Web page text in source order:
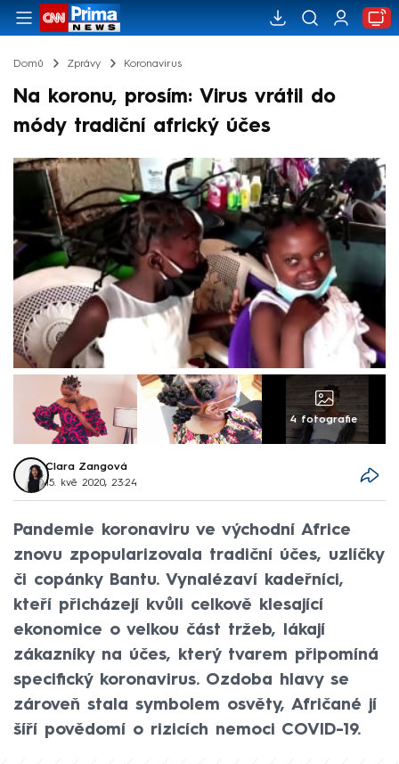
Domů Zprávy Koronavirus
Na koronu, prosím: Virus vrátil do
módy tradiční africký účes
4 fotografie
Clara Zangová
15. kvě 2020, 23:24
Pandemie koronaviru ve východní Africe
znovu zpopularizovala tradiční účes, uzlíčky
či copánky Bantu. Vynalézaví kadeřníci,
kteří přicházejí kvůli celkově klesající
ekonomice o velkou část tržeb, lákají
zákazníky na účes, který tvarem připomíná
specifický koronavirus. Ozdoba hlavy se
zároveň stala symbolem osvěty, Afričané jí
šíří povědomí o rizicích nemoci COVID-19.